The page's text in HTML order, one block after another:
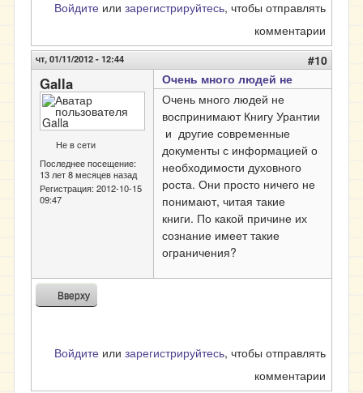
Войдите или зарегистрируйтесь, чтобы отправлять
комментарии
чт, 01/11/2012 - 12:44 #10
Galla
Не в сети
Последнее посещение:
13 лет 8 месяцев назад
Регистрация:2012-10-15
09:47
Очень много людей не
Очень много людей не
воспринимают Книгу Урантии
и другие современные
документы с информацией о
необходимости духовного
роста. Они просто ничего не
понимают, читая такие
книги. По какой причине их
сознание имеет такие
ограничения?
Вверху
Войдите или зарегистрируйтесь, чтобы отправлять
комментарии